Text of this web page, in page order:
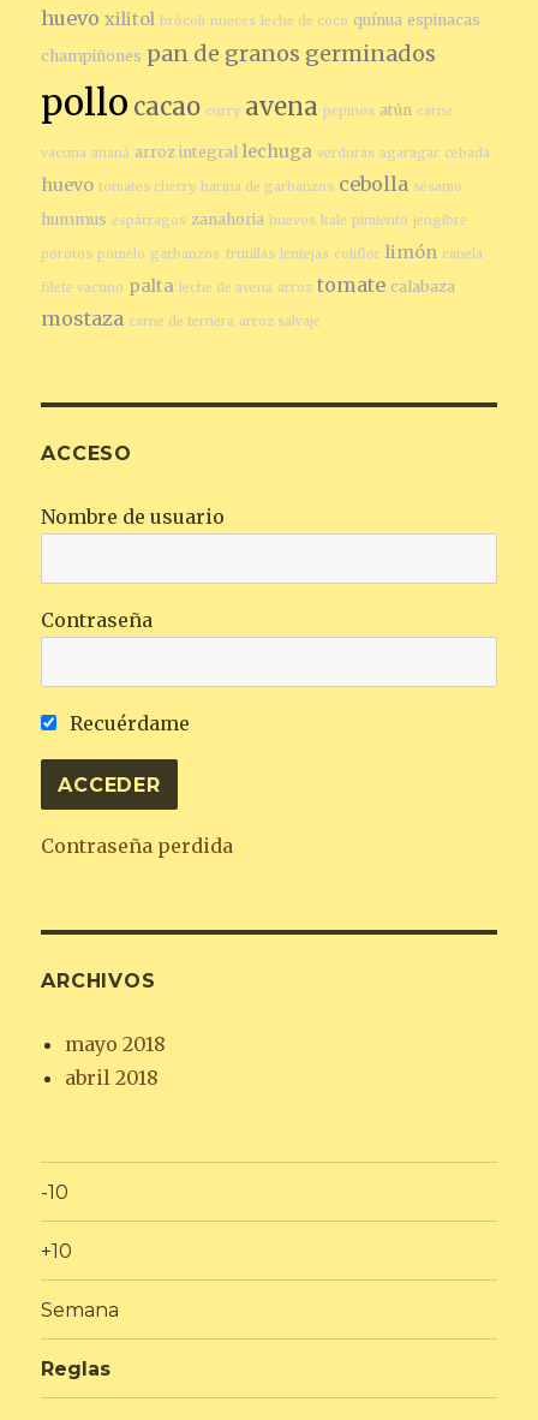
huevo xilitol brócoli nueces leche de coco quínua espinacas
champiñones pan de granos germinados
pollo cacao curry avena pepinos atún carne
vacuna ananá arroz integral lechuga verduras agaragar cebada
huevo tomates cherry harina de garbanzos cebolla sésamo
hummus espárragos zanahoria huevos kale pimiento jengibre
porotos pomelo garbanzos frutillas lentejas coliflor limón canela
filete vacuno palta leche de avena arroz tomate calabaza
mostaza carne de ternera arroz salvaje
ACCESO
Nombre de usuario
Contraseña
Recuérdame
Contraseña perdida
ARCHIVOS
mayo 2018
abril 2018
-10
+10
Semana
Reglas